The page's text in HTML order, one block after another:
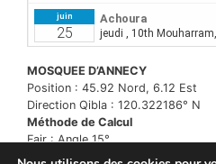
MOSQUEE D’ANNECY
Position : 45.92 Nord, 6.12 Est
Direction Qibla : 120.322186° N
Méthode de Calcul
Fajr : Angle 15°
Isha : Maghreb +1h30